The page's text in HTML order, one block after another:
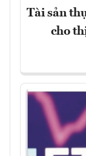
Tài sản
cho